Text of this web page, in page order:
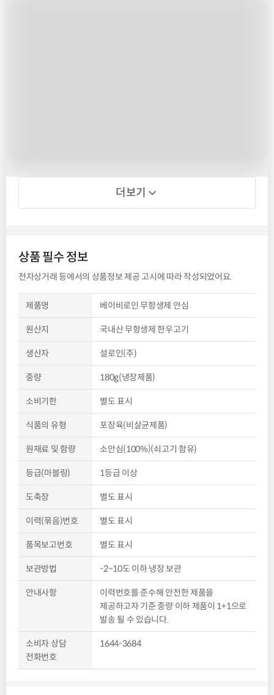
더보기
상품 필수 정보
전자상거래 등에서의 상품정보 제공 고시에 따라 작성되었어요.
제품명 베이비로인 무항생제 안심
원산지 국내산 무항생제 한우고기
생산자 설로인(주)
중량 180g(냉장제품)
소비기한 별도 표시
식품의 유형 포장육(비살균제품)
원재료 및 함량 소안심(100%)(쇠고기 함유)
등급(마블링) 1등급 이상
도축장 별도 표시
이력(묶음)번호 별도 표시
품목보고번호 별도 표시
보관방법 -2~10도 이하 냉장 보관
안내사항
이력번호를 준수해 안전한 제품을
제공하고자 기준 중량 이하 제품이 1+1으로
발송 될 수 있습니다.
소비자 상담
전화번호
1644-3684